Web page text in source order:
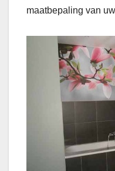
maatbepaling van